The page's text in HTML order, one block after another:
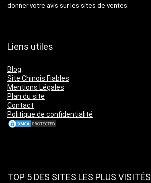
donner votre avis sur les sites de ventes.
Liens utiles
Blog
Site Chinois Fiables
Mentions Légales
Plan du site
Contact
Politique de confidentialité
TOP 5 DES SITES LES PLUS VISITÉS